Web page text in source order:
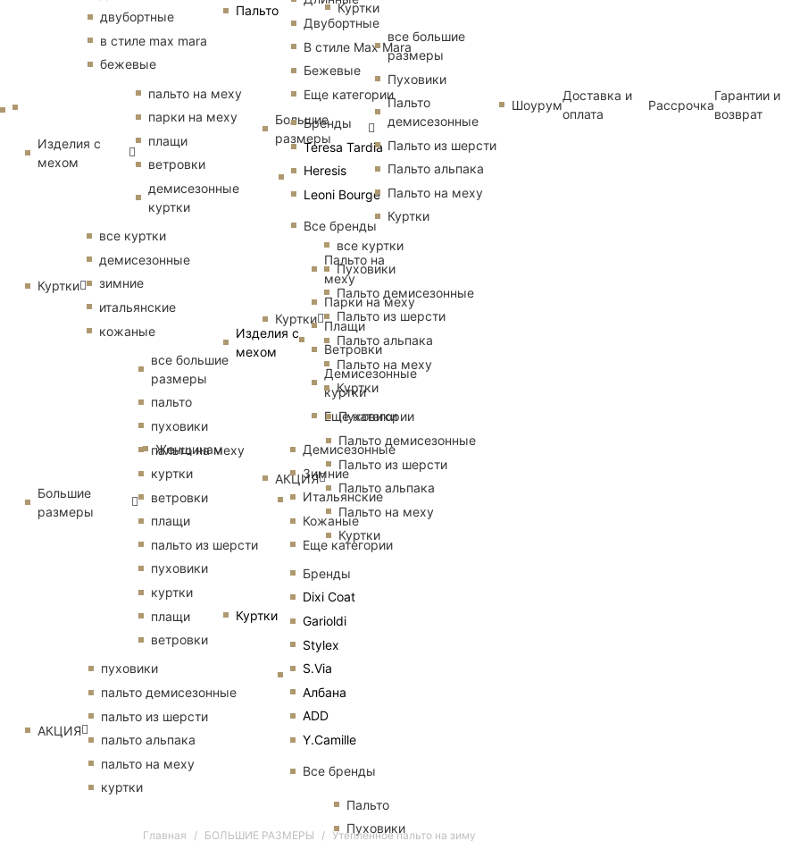
Женщинам
Пальто
Двубортные
В стиле Max Mara
Бежевые
Еще категории
Бренды
Teresa Tardia
Heresis
Leoni Bourge
Все бренды
Изделия с
мехом
Пальто на
меху
Парки на меху
Плащи
Ветровки
Демисезонные
куртки
Еще категории
Куртки
Демисезонные
Зимние
Итальянские
Кожаные
Еще категории
Бренды
Dixi Coat
Garioldi
Stylex
S.Via
Албана
ADD
Y.Camille
Все бренды
Пальто
Пуховики
двубортные
в стиле max mara
бежевые
Изделия с
мехом
пальто на меху
парки на меху
плащи
ветровки
демисезонные
куртки
Куртки
все куртки
демисезонные
зимние
итальянские
кожаные
Большие
размеры
все большие
размеры
пальто
пуховики
пальто на меху
куртки
ветровки
плащи
пальто из шерсти
пуховики
куртки
плащи
ветровки
АКЦИЯ
пуховики
пальто демисезонные
пальто из шерсти
пальто альпака
пальто на меху
куртки
Куртки
Большие
размеры
все большие
размеры
Пуховики
Пальто
демисезонные
Пальто из шерсти
Пальто альпака
Пальто на меху
Куртки
Куртки
все куртки
Пуховики
Пальто демисезонные
Пальто из шерсти
Пальто альпака
Пальто на меху
Куртки
АКЦИЯ
Пуховики
Пальто демисезонные
Пальто из шерсти
Пальто альпака
Пальто на меху
Куртки
Шоурум
Доставка и
оплата
Рассрочка
Гарантии и
возврат
Главная БОЛЬШИЕ РАЗМЕРЫ Утепленное пальто на зиму